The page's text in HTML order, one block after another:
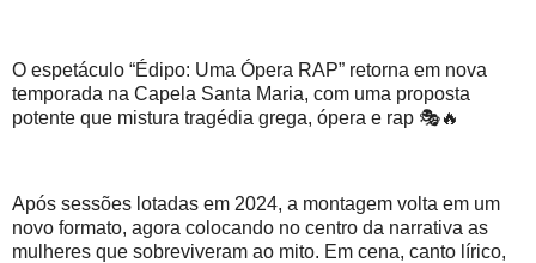
O espetáculo “Édipo: Uma Ópera RAP” retorna em nova
temporada na Capela Santa Maria, com uma proposta
potente que mistura tragédia grega, ópera e rap 🎭🔥
Após sessões lotadas em 2024, a montagem volta em um
novo formato, agora colocando no centro da narrativa as
mulheres que sobreviveram ao mito. Em cena, canto lírico,